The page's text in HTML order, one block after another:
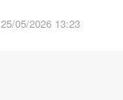
25/05/2026 13:23